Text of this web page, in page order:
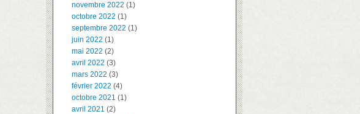
novembre 2022 (1)
octobre 2022 (1)
septembre 2022 (1)
juin 2022 (1)
mai 2022 (2)
avril 2022 (3)
mars 2022 (3)
février 2022 (4)
octobre 2021 (1)
avril 2021 (2)